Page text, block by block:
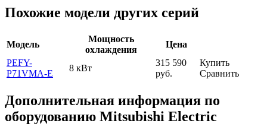
Похожие модели других серий
Модель
Мощность
охлаждения
Цена
PEFY-
P71VMA-E
8 кВт
315 590
руб.
Купить
Сравнить
Дополнительная информация по
оборудованию Mitsubishi Electric